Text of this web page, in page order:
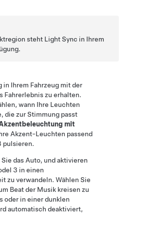
steht Light Sync in Ihrem
Ihrem Fahrzeug mit der
Fahrerlebnis zu erhalten.
wann Ihre Leuchten
die zur Stimmung passt
mit
Akzent-Leuchten passend
pulsieren.
das Auto, und aktivieren
3 in einen
zu verwandeln. Wählen Sie
Beat der Musik kreisen zu
oder in einer dunklen
automatisch deaktiviert,